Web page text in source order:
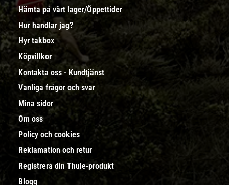
Hämta på vårt lager/Öppettider
Hur handlar jag?
Hyr takbox
Köpvillkor
Kontakta oss - Kundtjänst
Vanliga frågor och svar
Mina sidor
Om oss
Policy och cookies
Reklamation och retur
Registrera din Thule-produkt
Blogg